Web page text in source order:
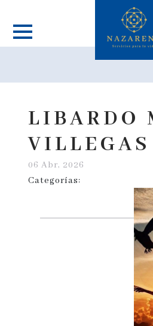
LIBARDO
VILLEGAS
06 Abr, 2026
Categorías: